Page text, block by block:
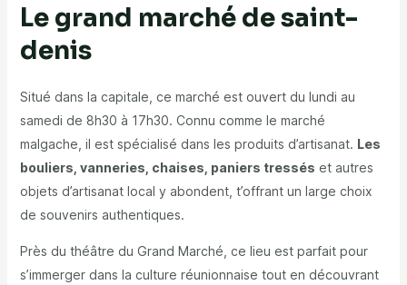
Le grand marché de saint-
denis
Situé dans la capitale, ce marché est ouvert du lundi au
samedi de 8h30 à 17h30. Connu comme le marché
malgache, il est spécialisé dans les produits d’artisanat. Les
bouliers, vanneries, chaises, paniers tressés et autres
objets d’artisanat local y abondent, t’offrant un large choix
de souvenirs authentiques.
Près du théâtre du Grand Marché, ce lieu est parfait pour
s’immerger dans la culture réunionnaise tout en découvrant